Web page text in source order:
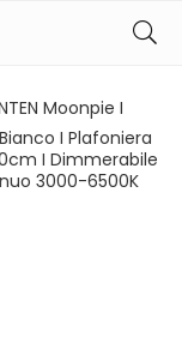
Moonpie I
I Plafoniera
I Dimmerabile
3000-6500K